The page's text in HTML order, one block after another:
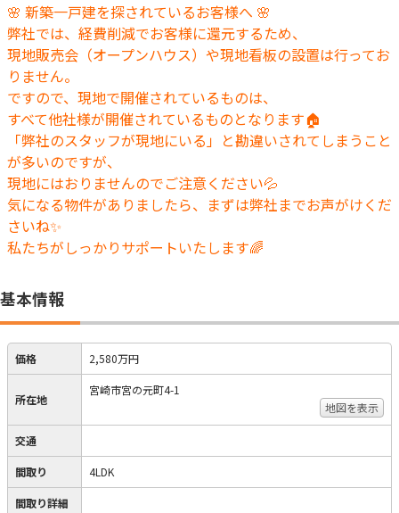
🌸 新築一戸建を探されているお客様へ 🌸
弊社では、経費削減でお客様に還元するため、
現地販売会（オープンハウス）や現地看板の設置は行ってお
りません。
ですので、現地で開催されているものは、
すべて他社様が開催されているものとなります🏠
「弊社のスタッフが現地にいる」と勘違いされてしまうこと
が多いのですが、
現地にはおりませんのでご注意ください💦
気になる物件がありましたら、まずは弊社までお声がけくだ
さいね✨
私たちがしっかりサポートいたします🌈
基本情報
価格 2,580万円
所在地
宮崎市宮の元町4-1
地図を表示
交通
間取り 4LDK
間取り詳細